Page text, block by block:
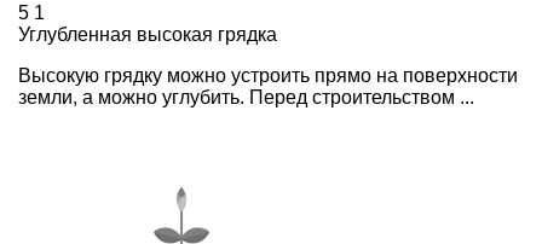
5 1
Углубленная высокая грядка
Высокую грядку можно устроить прямо на поверхности
земли, а можно углубить. Перед строительством ...